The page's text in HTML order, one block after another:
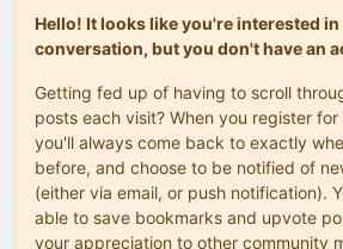
Hello! It looks like you're interested
conversation, but you don't have an
Getting fed up of having to scroll
posts each visit? When you register
you'll always come back to exactly
before, and choose to be notified of
(either via email, or push notification).
able to save bookmarks and upvote
your appreciation to other community